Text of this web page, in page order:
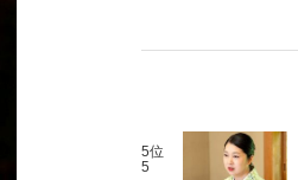
5位
5